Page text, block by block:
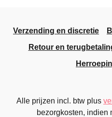
Verzending en discretie
Retour en
Alle prijzen incl. btw plus
bezorgkosten, indien